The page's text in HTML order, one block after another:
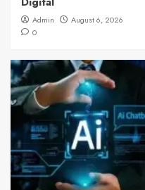
Admin
August 6, 2026
0